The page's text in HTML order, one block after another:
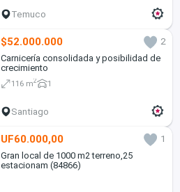
Temuco
$52.000.000
2
Carnicería consolidada y posibilidad de
crecimiento
116 m2 1
Santiago
UF60.000,00
1
Gran local de 1000 m2 terreno,25
estacionam (84866)